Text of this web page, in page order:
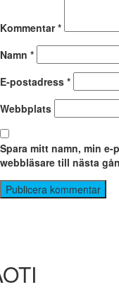
Kommentar*
Namn *
E-postadress *
Webbplats
Spara mitt namn, min
webbläsare till nästa